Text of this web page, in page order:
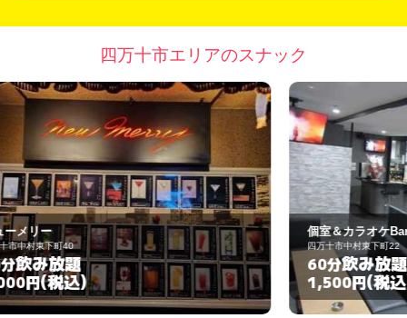
四万十市エリアのスナック
個室＆カラオケBar 和らり
四万十市中村東下町22
60分飲み放題
1,500円(税込)
ｽ